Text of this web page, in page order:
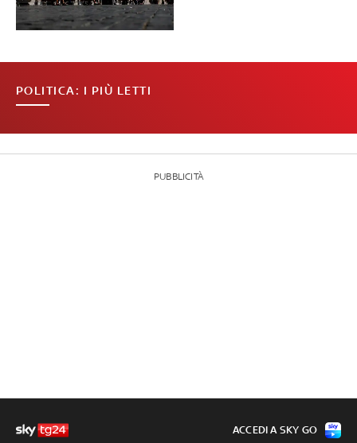
POLITICA: I PIÙ LETTI
PUBBLICITÀ
ACCEDI A SKY GO